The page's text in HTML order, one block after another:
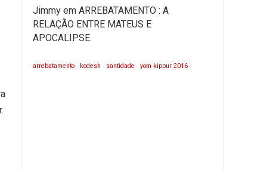
Jimmy em ARREBATAMENTO : A
RELAÇÃO ENTRE MATEUS E
APOCALIPSE.
arrebatamento kodesh santidade yom kippur 2016